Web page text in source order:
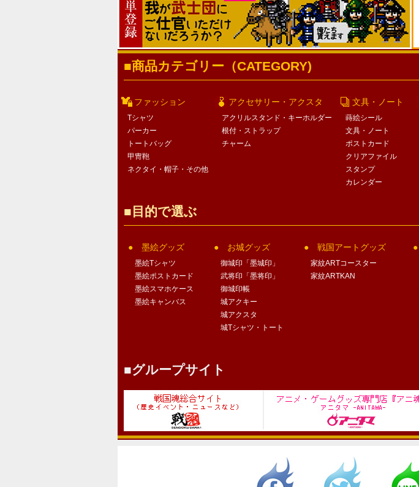
商品カテゴリー（CATEGORY)
ファッション
Tシャツ
パーカー
トートバッグ
甲冑鞄
ネクタイ・帽子・その他
アクセサリー・アクスタ
アクリルスタンド・キーホルダー
根付・ストラップ
チャーム
文具・ノート
蒔絵シール
文具・ノート
ポストカード
クリアファイル
スタンプ
カレンダー
目的で選ぶ
墨絵グッズ
墨絵Tシャツ
墨絵ポストカード
墨絵スマホケース
墨絵キャンバス
お城グッズ
御城印「墨城印」
武将印「墨将印」
御城印帳
城アクキー
城アクスタ
城Tシャツ・トート
戦国アートグッズ
家紋ARTコースター
家紋ARTKAN
グループサイト